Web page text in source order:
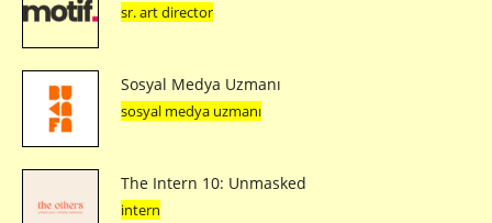
sr. art director
Sosyal Medya Uzmanı
sosyal medya uzmanı
The Intern 10: Unmasked
intern